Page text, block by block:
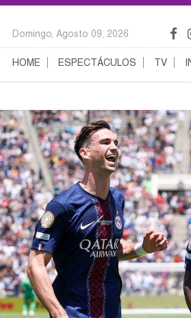
Domingo, Agosto 09, 2026
HOME ESPECTÁCULOS TV